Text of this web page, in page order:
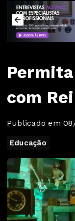
com
Publicado em
Educação